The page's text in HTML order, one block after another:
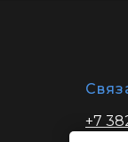
+7